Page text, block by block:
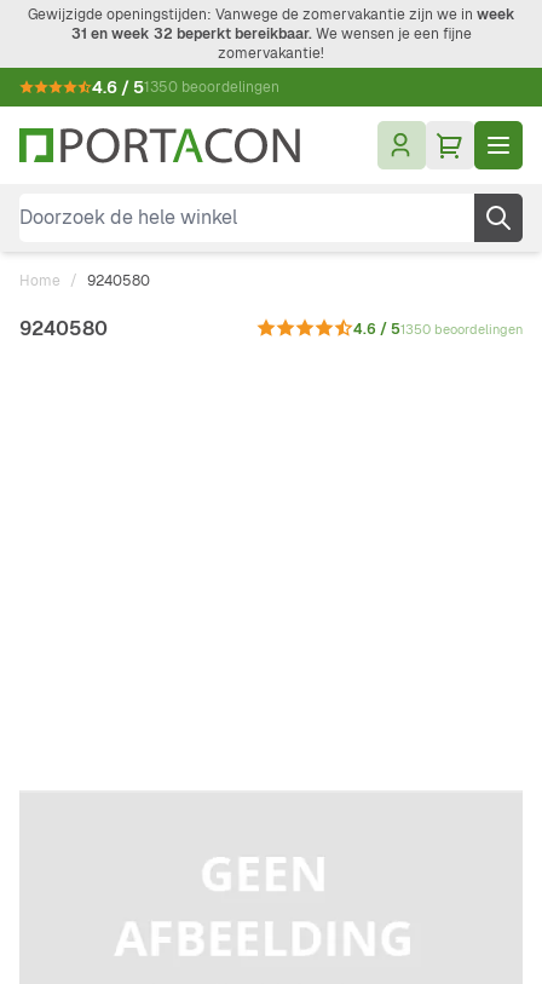
Ga naar de inhoud
Gewijzigde openingstijden: Vanwege de zomervakantie zijn we in week
31 en week 32 beperkt bereikbaar.We wensen je een fijne
zomervakantie!
4.6 / 51350 beoordelingen
Doorzoek de hele winkel
Home / 9240580
9240580 4.6 / 51350 beoordelingen
Incl. BTW
€ 128,14